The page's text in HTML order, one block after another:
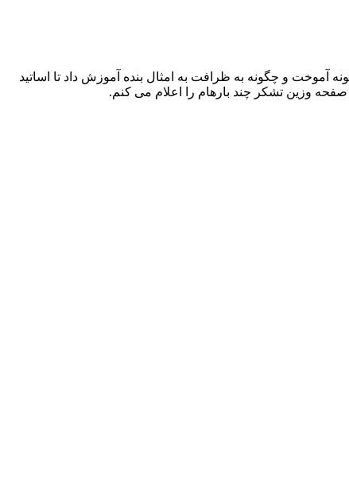
و چگونه به ظرافت به امثال بنده آموزش داد تا اساتید
صفحه وزین تشکر چند بارهام را اعلام می کنم.